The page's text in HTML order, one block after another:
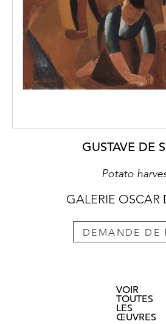
GUSTAVE DE
Potato
GALERIE OSCAR
DEMANDE DE
VOIR
TOUTES
LES
ŒUVRES